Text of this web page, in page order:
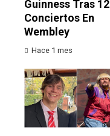
Guinness Tras 12
Conciertos En
Wembley
Hace 1 mes